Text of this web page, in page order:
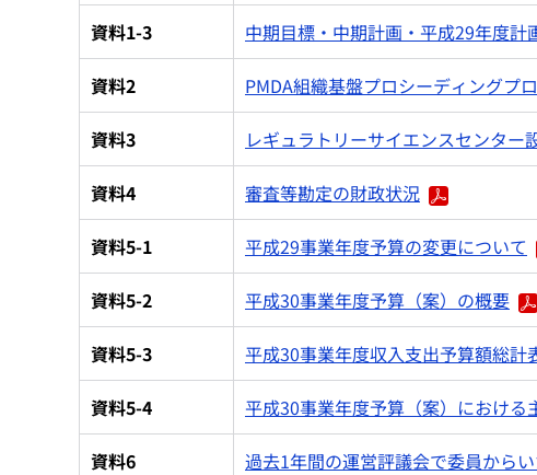
資料1-3 中期目標・中期計画・平成29年度
資料2 PMDA組織基盤プロシーディングプ
資料3 レギュラトリーサイエンスセンター
資料4 審査等勘定の財政状況
資料5-1 平成29事業年度予算の変更について
資料5-2 平成30事業年度予算（案）の概要
資料5-3 平成30事業年度収入支出予算額総計
資料5-4 平成30事業年度予算（案）における
資料6 過去1年間の運営評議会で委員から